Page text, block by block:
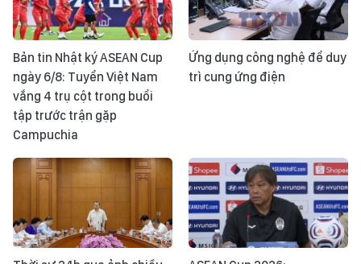
Bản tin Nhật ký ASEAN Cup
ngày 6/8: Tuyển Việt Nam
vắng 4 trụ cột trong buổi
tập trước trận gặp
Campuchia
Ứng dụng công nghệ để duy
trì cung ứng điện